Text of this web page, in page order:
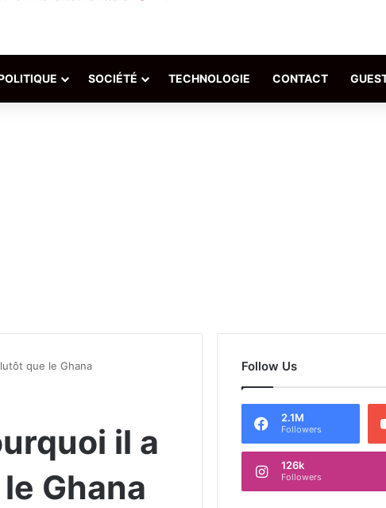
SOCIÉTÉ TECHNOLOGIE CONTACT
que le Ghana
il a
Ghana
Follow Us
2.1M
Followers
126k
Followers